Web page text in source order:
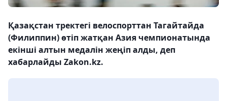
Қазақстан тректегі велоспорттан Тагайтайда
(Филиппин) өтіп жатқан Азия чемпионатында
екінші алтын медалін жеңіп алды, деп
хабарлайды Zakon.kz.